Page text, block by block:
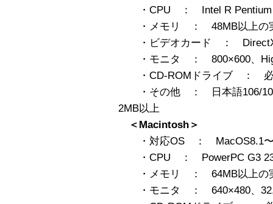
・CPU ： Intel R Pentium
・メモリ ： 48MB以上の
・ビデオカード ：
・モニタ ： 800×600、High
・CD-ROMドライブ ：
・その他 ： 日本語106/
2MB以上
＜Macintosh＞
・対応OS ： MacOS8.1〜
・CPU ： PowerPC G3
・メモリ ： 64MB以上の
・モニタ ： 640×480、